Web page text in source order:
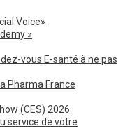
Voice»
»
vous E-santé à ne pas
Pharma France
(CES) 2026
service de votre